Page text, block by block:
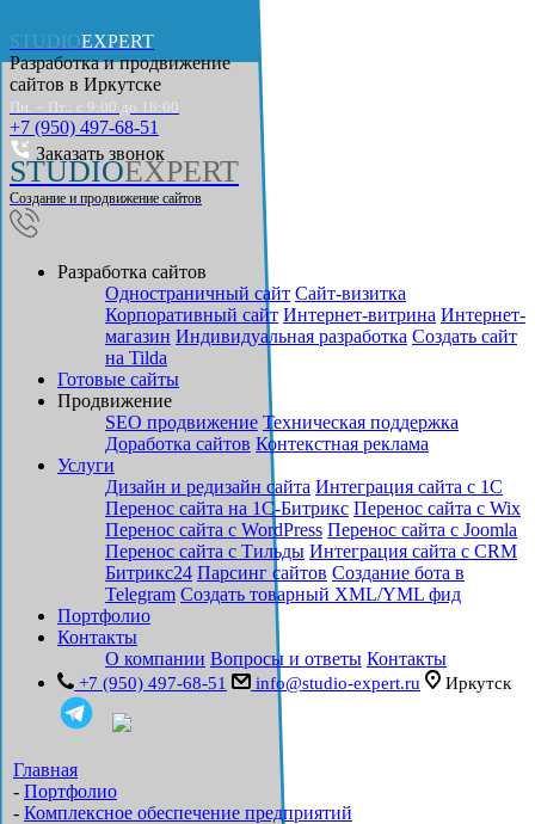
STUDIOEXPERT
Разработка и продвижение
сайтов в Иркутске
Пн. – Пт.: с 9:00 до 18:00
+7 (950) 497-68-51
Заказать звонок
STUDIOEXPERT
Создание и продвижение сайтов
Разработка сайтов
Одностраничный сайт Cайт-визитка
Корпоративный сайт Интернет-витрина Интернет-
магазин Индивидуальная разработка Создать сайт
на Tilda
Готовые сайты
Продвижение
SEO продвижение Техническая поддержка
Доработка сайтов Контекстная реклама
Услуги
Дизайн и редизайн сайта Интеграция сайта с 1С
Перенос сайта на 1С-Битрикс Перенос сайта с Wix
Перенос сайта с WordPress Перенос сайта с Joomla
Перенос сайта с Тильды Интеграция сайта с CRM
Битрикс24 Парсинг сайтов Создание бота в
Telegram Создать товарный XML/YML фид
Портфолио
Контакты
О компании Вопросы и ответы Контакты
+7 (950) 497-68-51 info@studio-expert.ru Иркутск
Главная
- Портфолио
- Комплексное обеспечение предприятий